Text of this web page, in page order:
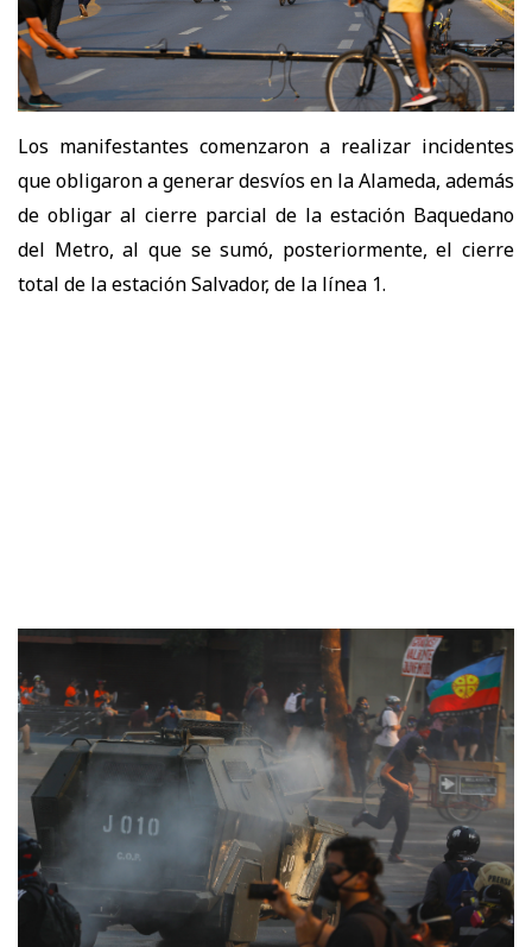
Los manifestantes comenzaron a realizar incidentes
que obligaron a generar desvíos en la Alameda, además
de obligar al cierre parcial de la estación Baquedano
del Metro, al que se sumó, posteriormente, el cierre
total de la estación Salvador, de la línea 1.